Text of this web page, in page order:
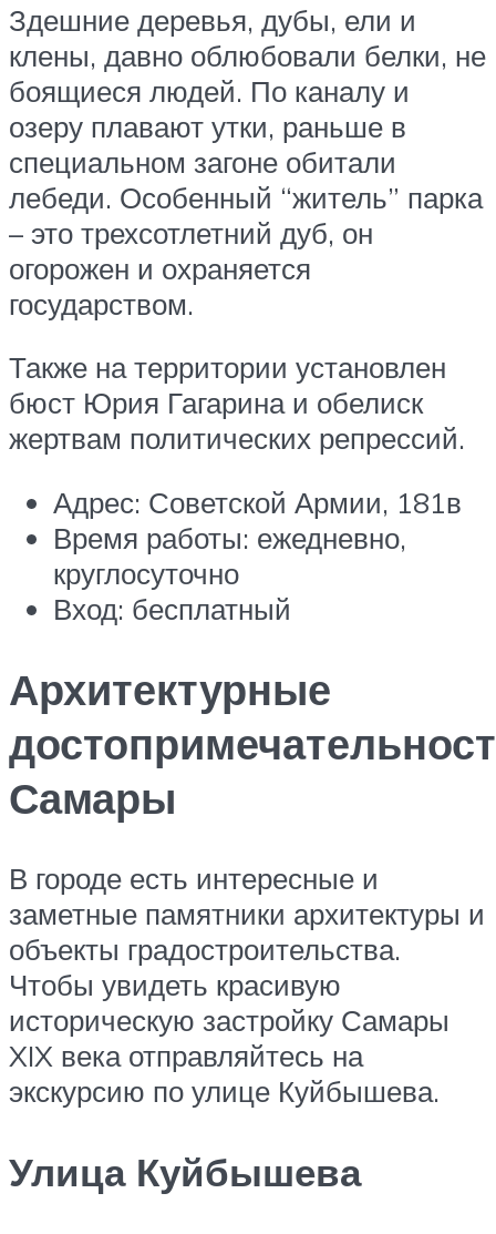
Здешние деревья, дубы, ели и
клены, давно облюбовали белки, не
боящиеся людей. По каналу и
озеру плавают утки, раньше в
специальном загоне обитали
лебеди. Особенный “житель” парка
– это трехсотлетний дуб, он
огорожен и охраняется
государством.
Также на территории установлен
бюст Юрия Гагарина и обелиск
жертвам политических репрессий.
Адрес: Советской Армии, 181в
Время работы: ежедневно,
круглосуточно
Вход: бесплатный
Архитектурные
Самары
В городе есть интересные и
заметные памятники архитектуры и
объекты градостроительства.
Чтобы увидеть красивую
историческую застройку Самары
XIX века отправляйтесь на
экскурсию по улице Куйбышева.
Улица Куйбышева